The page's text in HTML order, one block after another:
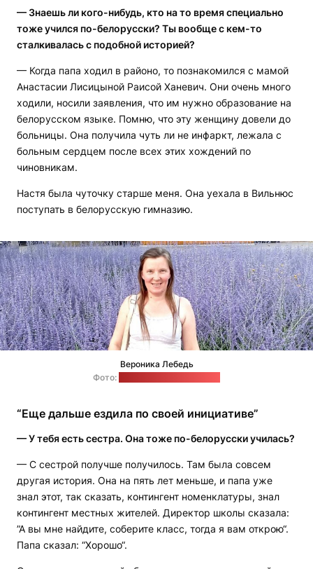
— Знаешь ли кого-нибудь, кто на то время специально
тоже учился по-белорусски? Ты вообще с кем-то
сталкивалась с подобной историей?
— Когда папа ходил в районо, то познакомился с мамой
Анастасии Лисицыной Раисой Ханевич. Они очень много
ходили, носили заявления, что им нужно образование на
белорусском языке. Помню, что эту женщину довели до
больницы. Она получила чуть ли не инфаркт, лежала с
больным сердцем после всех этих хождений по
чиновникам.
Настя была чуточку старше меня. Она уехала в Вильнюс
поступать в белорусскую гимназию.
Вероника Лебедь
Фото:
“Еще дальше ездила по своей инициативе”
— У тебя есть сестра. Она тоже по-белорусски училась?
— С сестрой получше получилось. Там была совсем
другая история. Она на пять лет меньше, и папа уже
знал этот, так сказать, контингент номенклатуры, знал
контингент местных жителей. Директор школы сказала:
”А вы мне найдите, соберите класс, тогда я вам открою“.
Папа сказал: “Хорошо“.